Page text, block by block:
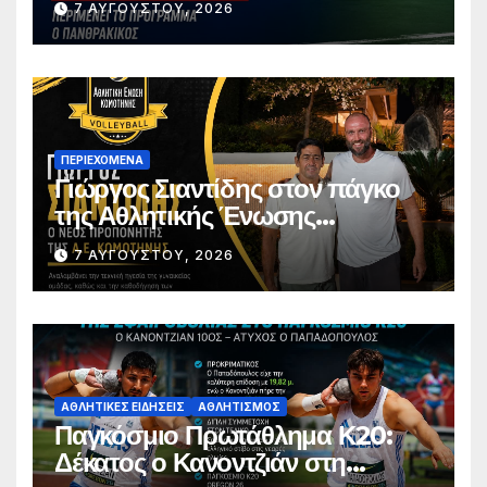
7 ΑΥΓΟΎΣΤΟΥ, 2026
ΠΕΡΙΕΧΌΜΕΝΑ
Γιώργος Σιαντίδης στον πάγκο
της Αθλητικής Ένωσης
Κομοτηνής
7 ΑΥΓΟΎΣΤΟΥ, 2026
ΑΘΛΗΤΙΚΈΣ ΕΙΔΉΣΕΙΣ ΑΘΛΗΤΙΣΜΌΣ
Παγκόσμιο Πρωτάθλημα Κ20:
Δέκατος ο Κανοντζιάν στη